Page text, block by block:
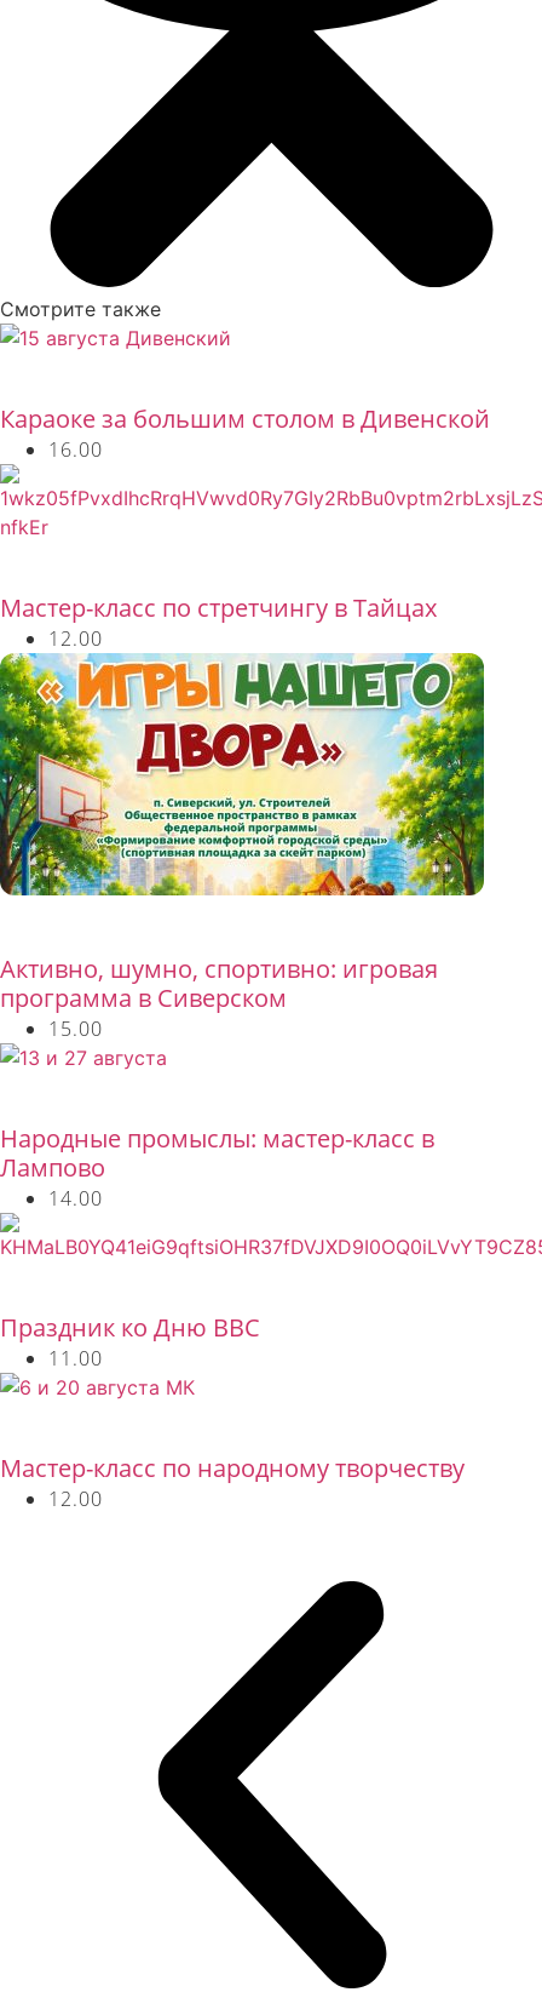
Смотрите также
Караоке за большим столом в Дивенской
16.00
Мастер-класс по стретчингу в Тайцах
12.00
Активно, шумно, спортивно: игровая
программа в Сиверском
15.00
Народные промыслы: мастер-класс в
Лампово
14.00
Праздник ко Дню ВВС
11.00
Мастер-класс по народному творчеству
12.00